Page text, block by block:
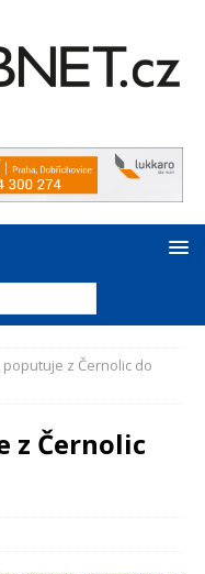
z Černolic do
z Černolic